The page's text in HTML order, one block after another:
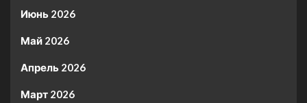
Июнь 2026
Май 2026
Апрель 2026
Март 2026